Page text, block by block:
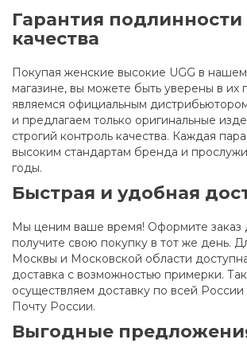
Гарантия подлинности
качества
Покупая женские высокие UGG в
магазине, вы можете быть уверены в
являемся официальным
и предлагаем только оригинальные
строгий контроль качества. Каждая
высоким стандартам бренда и
годы.
Быстрая и удобная
Мы ценим ваше время! Оформите заказ
получите свою покупку в тот же день.
Москвы и Московской области
доставка с возможностью примерки.
осуществляем доставку по всей
Почту России.
Выгодные